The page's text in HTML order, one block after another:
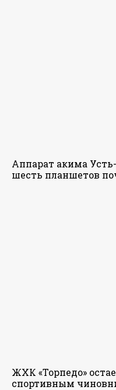
Аппарат акима
шесть планшетов
ЖХК «Торпедо»
спортивным